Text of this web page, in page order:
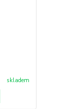
skladem